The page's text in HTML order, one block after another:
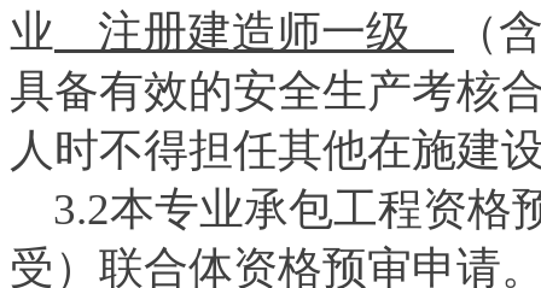
业 注册建造师一级
（
具备有效的安全生产考核
人时不得担任其他在施建
3.2本专业承包工程资格
受）联合体资格预审申请